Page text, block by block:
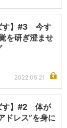
す】#3 今す
を研ぎ澄ませ
2022.05.21
す】#2 体が
ドレス”を身に